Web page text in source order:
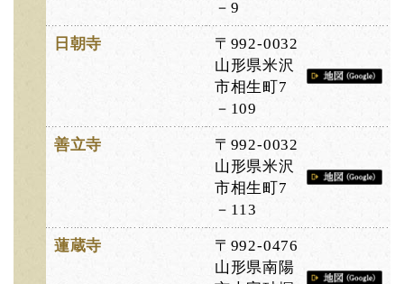
－9
日朝寺
〒992-0032
山形県米沢
市相生町7
－109
善立寺
〒992-0032
山形県米沢
市相生町7
－113
蓮蔵寺
〒992-0476
山形県南陽